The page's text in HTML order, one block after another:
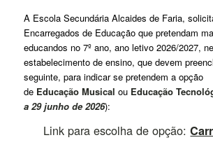
A Escola Secundária Alcaides de Faria,
Encarregados de Educação que pretendam
educandos no 7º ano, ano letivo 2026/2027,
estabelecimento de ensino, que devem
seguinte, para indicar se pretendem a opção
de Educação Musical ou Educação
a 29 junho de 2026):
Link para escolha de opção: